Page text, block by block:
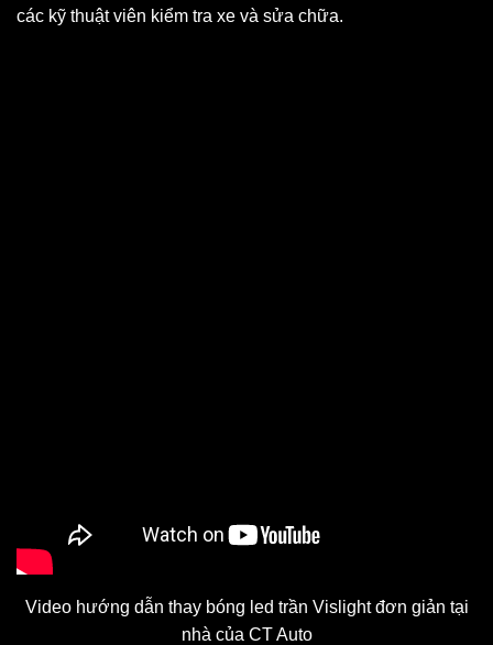
các kỹ thuật viên kiểm tra xe và sửa chữa.
Video hướng dẫn thay bóng led trần Vislight đơn giản tại
nhà của CT Auto